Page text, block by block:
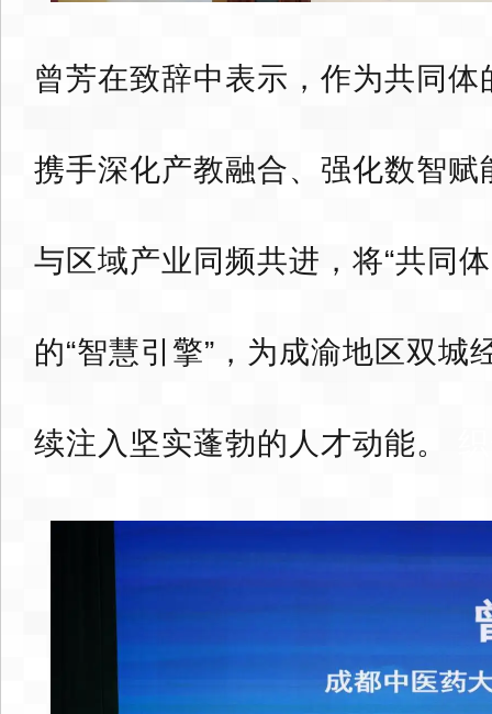
曾芳在致辞中表示，作为共同
携手深化产教融合、强化数智
与区域产业同频共进，将“共同
的“智慧引擎”，为成渝地区双城
续注入坚实蓬勃的人才动能。